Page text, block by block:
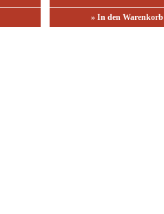
» In den Warenkorb